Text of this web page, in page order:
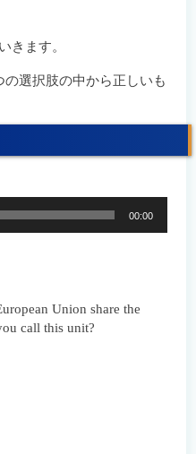
きます。
選択肢の中から正しいも
00:00
Union share the
call this unit?